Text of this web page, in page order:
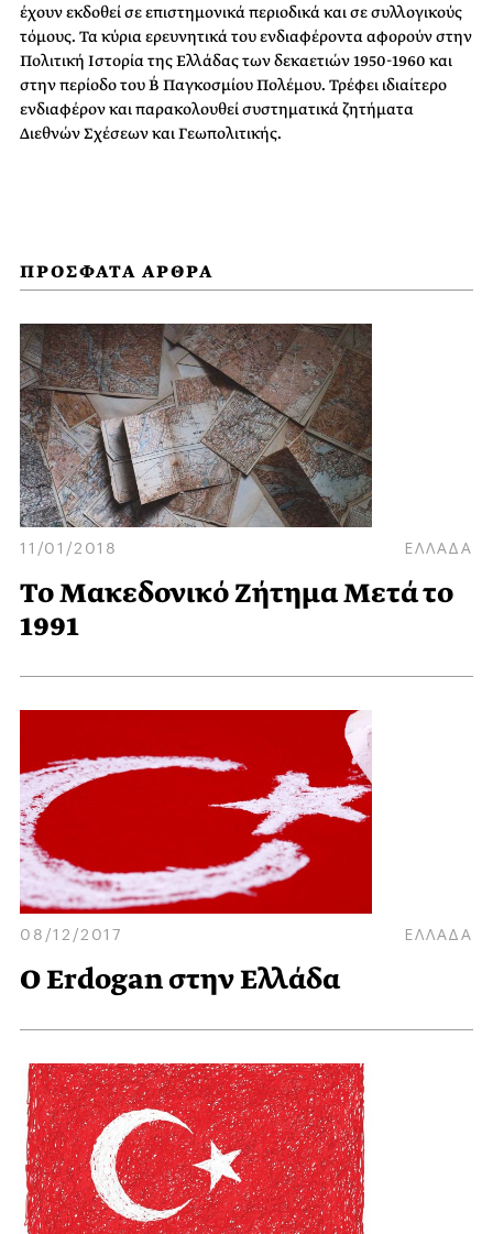
έχουν εκδοθεί σε επιστημονικά περιοδικά και σε συλλογικούς
τόμους. Τα κύρια ερευνητικά του ενδιαφέροντα αφορούν στην
Πολιτική Ιστορία της Ελλάδας των δεκαετιών 1950-1960 και
στην περίοδο του Β΄ Παγκοσμίου Πολέμου. Τρέφει ιδιαίτερο
ενδιαφέρον και παρακολουθεί συστηματικά ζητήματα
Διεθνών Σχέσεων και Γεωπολιτικής.
ΠΡΟΣΦΑΤΑ ΑΡΘΡΑ
11/01/2018 ΕΛΛΑΔΑ
Το Μακεδονικό Ζήτημα Μετά το
1991
08/12/2017 ΕΛΛΑΔΑ
Ο Erdogan στην Ελλάδα